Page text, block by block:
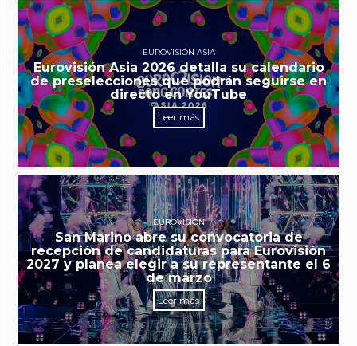
EUROVISIÓN ASIA
Eurovisión Asia 2026 detalla su calendario
de preselecciones que podrán seguirse en
directo en YouTube
Leer más
EUROVISIÓN
San Marino abre su convocatoria de
recepción de candidaturas para Eurovisión
2027 y planea elegir a su representante el 6
de marzo
Leer más